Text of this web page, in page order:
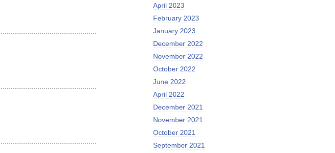
April 2023
February 2023
January 2023
December 2022
November 2022
October 2022
June 2022
April 2022
December 2021
November 2021
October 2021
September 2021